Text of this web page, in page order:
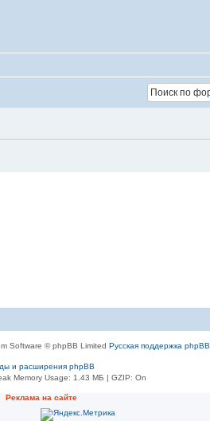
Software © phpBB Limited Русская поддержка phpBB
и расширения phpBB
Memory Usage: 1.43 МБ | GZIP: On
Рeклама на сaйте